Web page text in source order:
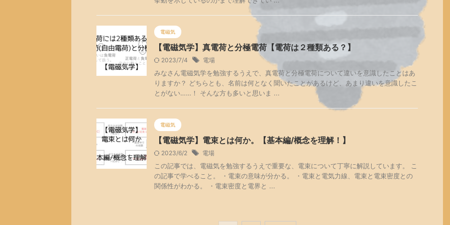
電磁気
【電磁気学】真電荷と分極電荷【電荷は２種類ある？】
2023/7/4 電場
みなさん電磁気学を勉強するうえで、真電荷と分極電荷について違いを意識したことはあ
りますか？ どちらとも、名前は何となく聞いたことがあるけど、あまり違いを意識したこ
とがない……！ そんな方も多いと思いま ...
電磁気
【電磁気学】電束とは何か。【基本編/概念を理解！】
2023/6/2 電場
この記事では、電磁気を勉強するうえで重要な、電束について丁寧に解説しています。 こ
の記事で学べること。 ・電束の意味が分かる。 ・電束と電気力線、電束と電束密度との
関係性がわかる。 ・電束密度と電界と ...